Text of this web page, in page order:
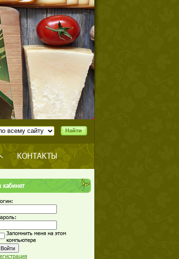
КОНТАКТЫ
кабинет
Запомнить меня на этом
компьютере